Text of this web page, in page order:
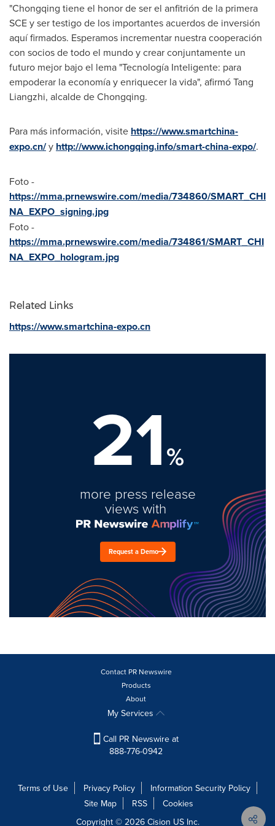
"Chongqing tiene el honor de ser el anfitrión de la primera
SCE y ser testigo de los importantes acuerdos de inversión
aquí firmados. Esperamos incrementar nuestra cooperación
con socios de todo el mundo y crear conjuntamente un
futuro mejor bajo el lema "Tecnología Inteligente: para
empoderar la economía y enriquecer la vida", afirmó Tang
Liangzhi, alcalde deChongqing.
Para más información, visite https://www.smartchina-
expo.cn/y http://www.ichongqing.info/smart-china-expo/.
Foto -
https://mma.prnewswire.com/media/734860/SMART_CHI
NA_EXPO_signing.jpg
Foto -
https://mma.prnewswire.com/media/734861/SMART_CHI
NA_EXPO_hologram.jpg
Related Links
https://www.smartchina-expo.cn
21%
more press release
views with
Request a Demo
Contact PR Newswire
Products
About
My Services
Call PR Newswire at
888-776-0942
Terms of Use Privacy Policy
Information Security Policy
Site Map
RSS
Cookies
Copyright © 2026 Cision US Inc.